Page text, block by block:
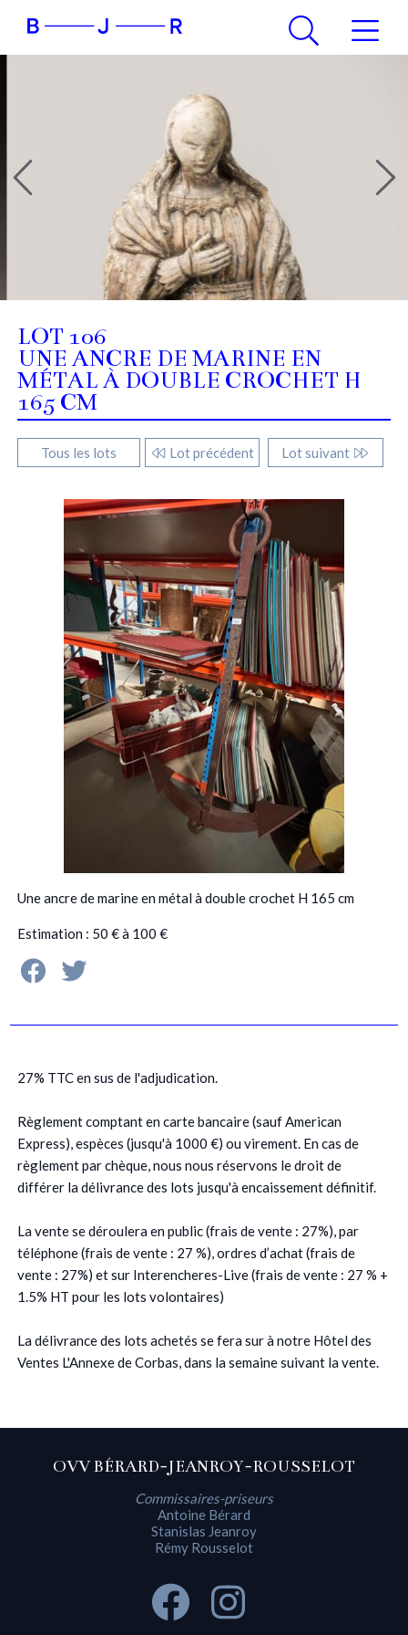
LOT 106
UNE ANCRE DE MARINE EN
MÉTAL À DOUBLE CROCHET H
165 CM
Tous les lots Lot précédent Lot suivant
Une ancre de marine en métal à double crochet H 165 cm
Estimation : 50 € à 100 €
27% TTC en sus de l'adjudication.
Règlement comptant en carte bancaire (sauf American
Express), espèces (jusqu'à 1000 €) ou virement. En cas de
règlement par chèque, nous nous réservons le droit de
différer la délivrance des lots jusqu'à encaissement définitif.
La vente se déroulera en public (frais de vente : 27%), par
téléphone (frais de vente : 27 %), ordres d’achat (frais de
vente : 27%) et sur Interencheres-Live (frais de vente : 27 % +
1.5% HT pour les lots volontaires)
La délivrance des lots achetés se fera sur à notre Hôtel des
Ventes L'Annexe de Corbas, dans la semaine suivant la vente.
OVV BÉRARD-JEANROY-ROUSSELOT
Commissaires-priseurs
Antoine Bérard
Stanislas Jeanroy
Rémy Rousselot